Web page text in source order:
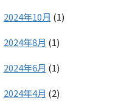
2024年10月 (1)
2024年8月 (1)
2024年6月 (1)
2024年4月 (2)